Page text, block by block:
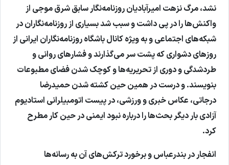
نشد، مرگ نزهت امیرآبادیان روزنامه‌نگار سابق شرق موجی از
واکنش‌ها را در پی داشت و سبب شد بسیاری از روزنامه‌نگاران در
شبکه‌های اجتماعی و به ویژه کانال باشگاه روزنامه‌نگاران ایرانی از
روزهای دشواری که پشت سر می‌گذارند و فشارهای روانی و
طردشدگی و دوری از تحریریه‌ها و کوچک شدن فضای مطبوعات
بنویسند. و درست در همین حین کشته شدن حمیدرضا
درجاتی، عکاس خبری و ورزشی، در پیست اتومبیلرانی استادیوم
آزادی بار دیگر بحث‌ها را درباره نبود ایمنی در حین کار مطرح
کرد.
انفجار در بندرعباس و برخورد ترکش‌های آن به رسانه‌ها